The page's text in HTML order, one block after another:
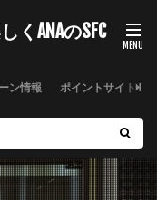
ANAのSFC
ン情報 ポイントサイト